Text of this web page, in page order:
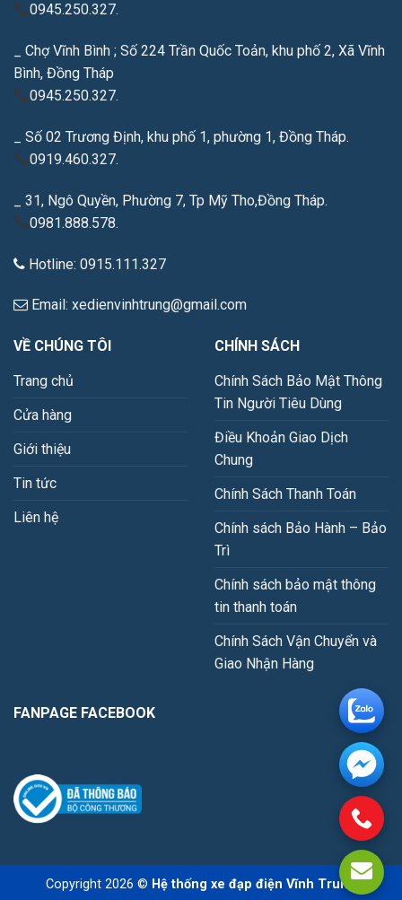
0945.250.327.
_ Chợ Vĩnh Bình ; Số 224 Trần Quốc Toản, khu phố 2, Xã Vĩnh
Bình, Đồng Tháp
0945.250.327.
_ Số 02 Trương Định, khu phố 1, phường 1, Đồng Tháp.
0919.460.327.
_ 31, Ngô Quyền, Phường 7, Tp Mỹ Tho,Đồng Tháp.
0981.888.578.
Hotline: 0915.111.327
Email: xedienvinhtrung@gmail.com
VỀ CHÚNG TÔI
Trang chủ
Cửa hàng
Giới thiệu
Tin tức
Liên hệ
CHÍNH SÁCH
Chính Sách Bảo Mật Thông
Tin Người Tiêu Dùng
Điều Khoản Giao Dịch
Chung
Chính Sách Thanh Toán
Chính sách Bảo Hành – Bảo
Trì
Chính sách bảo mật thông
tin thanh toán
Chính Sách Vận Chuyển và
Giao Nhận Hàng
FANPAGE FACEBOOK
Copyright 2026 © Hệ thống xe đạp điện Vĩnh Trung